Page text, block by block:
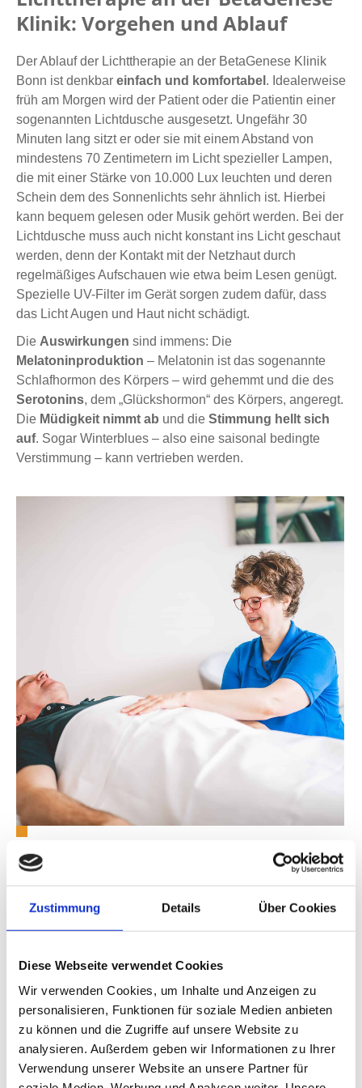
Zustimmung Details Über Cookies
Diese Webseite verwendet Cookies
Wir verwenden Cookies, um Inhalte und Anzeigen zu
personalisieren, Funktionen für soziale Medien anbieten
zu können und die Zugriffe auf unsere Website zu
analysieren. Außerdem geben wir Informationen zu Ihrer
Verwendung unserer Website an unsere Partner für
Klinik: Vorgehen und Ablauf
Der Ablauf der Lichttherapie an der BetaGenese Klinik
Bonn ist denkbar einfach und komfortabel . Idealerweise
früh am Morgen wird der Patient oder die Patientin einer
sogenannten Lichtdusche ausgesetzt. Ungefähr 30
Minuten lang sitzt er oder sie mit einem Abstand von
mindestens 70 Zentimetern im Licht spezieller Lampen,
die mit einer Stärke von 10.000 Lux leuchten und deren
Schein dem des Sonnenlichts sehr ähnlich ist. Hierbei
kann bequem gelesen oder Musik gehört werden. Bei der
Lichtdusche muss auch nicht konstant ins Licht geschaut
werden, denn der Kontakt mit der Netzhaut durch
regelmäßiges Aufschauen wie etwa beim Lesen genügt.
Spezielle UV-Filter im Gerät sorgen zudem dafür, dass
das Licht Augen und Haut nicht schädigt.
Die Auswirkungen sind immens: Die
Melatoninproduktion – Melatonin ist das sogenannte
Schlafhormon des Körpers – wird gehemmt und die des
Serotonins, dem „Glückshormon“ des Körpers, angeregt.
Die Müdigkeit nimmt ab und die Stimmung hellt sich
auf. Sogar Winterblues – also eine saisonal bedingte
Verstimmung – kann vertrieben werden.
Mit Lichttherapie Depressionen
bekämpfen und vorbeugen
Ist es dunkel, möchte der Körper sich ausruhen und
Tag ein, bremst die Helligkeit die Produktion von
Melatonin und der Körper erwacht.
Aus diesem Grund fühlen sich viele Menschen im
Herbst
und im Winter
durch den Mangel an Tageslicht und den
dadurch auch
tagsüber erhöhten Melatoninspiegel